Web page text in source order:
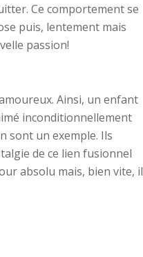
Ce comportement se
puis, lentement mais
passion!
Ainsi, un enfant
inconditionnellement
sont un exemple. Ils
de ce lien fusionnel
absolu mais, bien vite, il